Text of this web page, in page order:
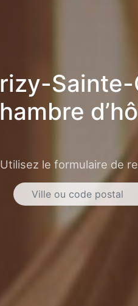
Utilisez le formulaire de